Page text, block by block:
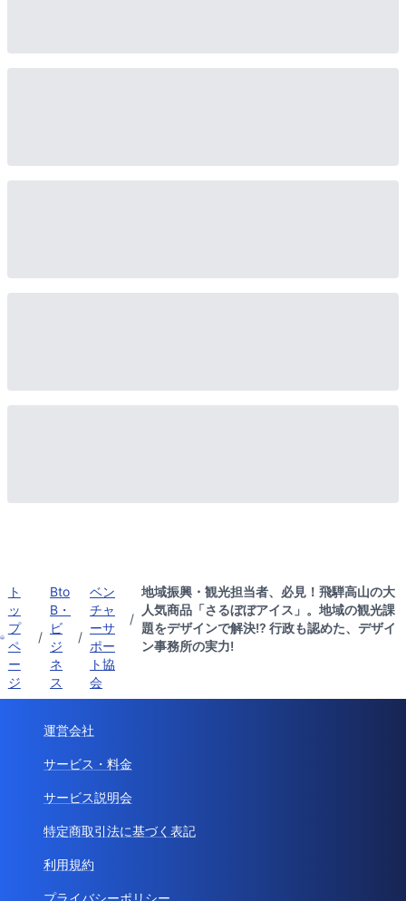
ト
ッ
プ
ペ
ー
ジ
/
Bto
B・
ビ
ジ
ネ
ス
/
ベン
チャ
ーサ
ポー
ト協
会
/
地域振興・観光担当者、必見！飛騨高山の大
人気商品「さるぼぼアイス」。地域の観光課
題をデザインで解決!? 行政も認めた、デザイ
ン事務所の実力!
運営会社
サービス・料金
サービス説明会
特定商取引法に基づく表記
利用規約
プライバシーポリシー